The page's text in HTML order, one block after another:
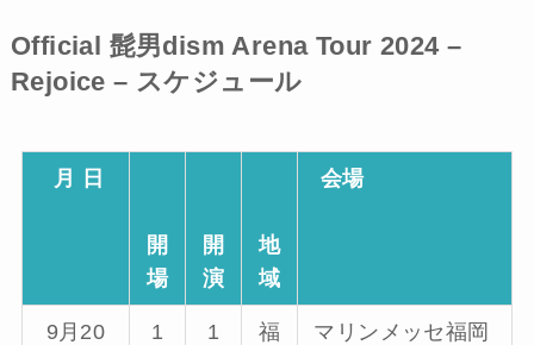
Official 髭男dism Arena Tour 2024 –
Rejoice – スケジュール
月 日
開
場
開
演
地
域
会場
9月20
1
1
福
マリンメッセ福岡